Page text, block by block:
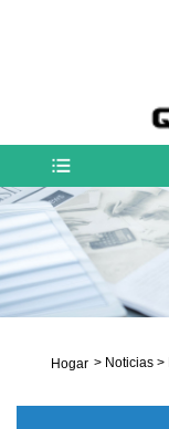
Hogar > Noticias >